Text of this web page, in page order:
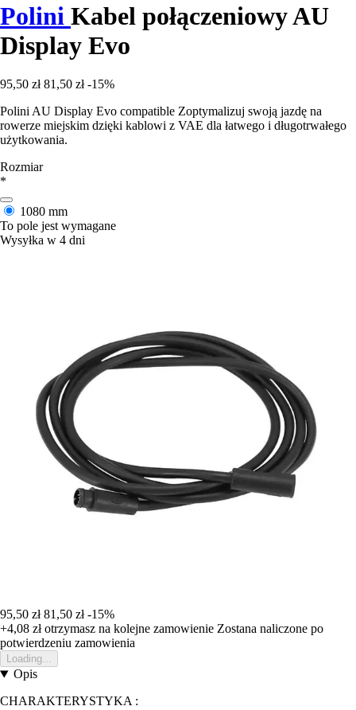
Polini Kabel połączeniowy AU
Display Evo
95,50 zł 81,50 zł -15%
Polini AU Display Evo compatible Zoptymalizuj swoją jazdę na
rowerze miejskim dzięki kablowi z VAE dla łatwego i długotrwałego
użytkowania.
Rozmiar
*
1080 mm
To pole jest wymagane
Wysyłka w 4 dni
95,50 zł 81,50 zł -15%
+4,08 złotrzymasz na kolejne zamowienie Zostana naliczone po
potwierdzeniu zamowienia
Loading...
Opis
CHARAKTERYSTYKA :